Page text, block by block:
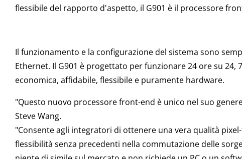
flessibile del rapporto d'aspetto, il G901 è il processore
Il funzionamento e la configurazione del sistema sono
Ethernet. Il G901 è progettato per funzionare 24 ore su
economica, affidabile, flessibile e puramente hardware.
"Questo nuovo processore front-end è unico nel suo
Steve Wang.
"Consente agli integratori di ottenere una vera qualità
flessibilità senza precedenti nella commutazione delle